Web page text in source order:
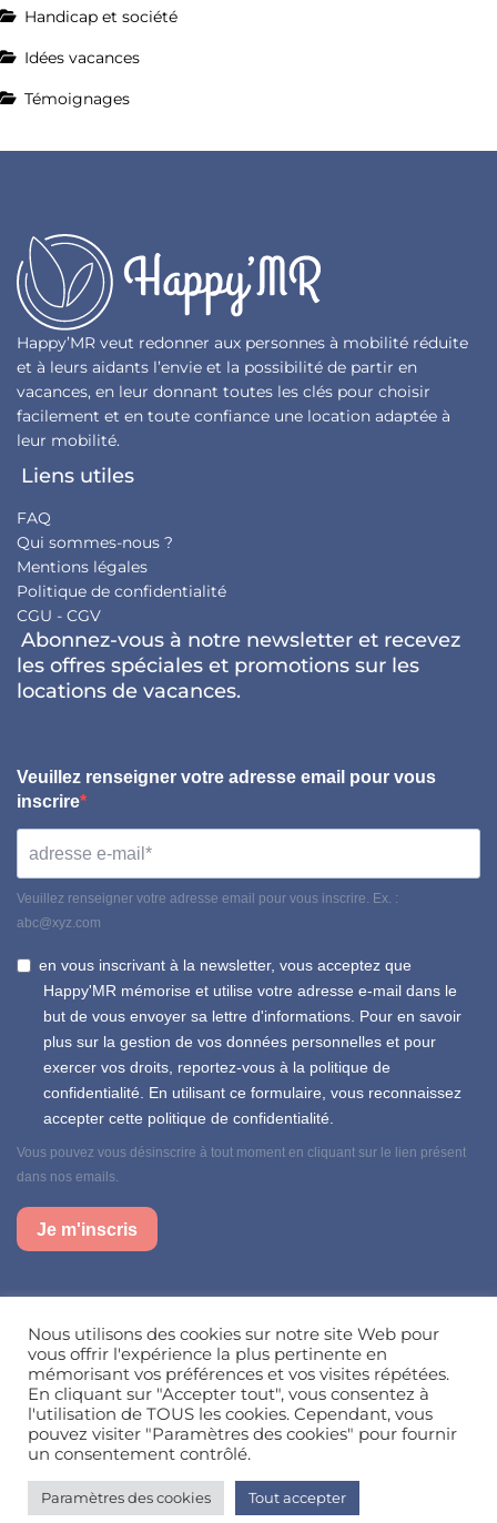
Handicap et société
Idées vacances
Témoignages
Happy’MR veut redonner aux personnes à mobilité réduite
et à leurs aidants l’envie et la possibilité de partir en
vacances, en leur donnant toutes les clés pour choisir
facilement et en toute confiance une location adaptée à
leur mobilité.
Liens utiles
FAQ
Qui sommes-nous ?
Mentions légales
Politique de confidentialité
CGU - CGV
Abonnez-vous à notre newsletter et recevez
les offres spéciales et promotions sur les
locations de vacances.
Veuillez renseigner votre adresse email pour vous
inscrire
Veuillez renseigner votre adresse email pour vous inscrire. Ex. :
abc@xyz.com
en vous inscrivant à la newsletter, vous acceptez que
Happy'MR mémorise et utilise votre adresse e-mail dans le
but de vous envoyer sa lettre d'informations. Pour en savoir
plus sur la gestion de vos données personnelles et pour
exercer vos droits, reportez-vous à la politique de
confidentialité. En utilisant ce formulaire, vous reconnaissez
accepter cette politique de confidentialité.
Vous pouvez vous désinscrire à tout moment en cliquant sur le lien présent
dans nos emails.
Je m'inscris
Besoin d’aide, une question ?
Nous contacter
Nous utilisons des cookies sur notre site Web pour
vous offrir l'expérience la plus pertinente en
mémorisant vos préférences et vos visites répétées.
En cliquant sur "Accepter tout", vous consentez à
l'utilisation de TOUS les cookies. Cependant, vous
pouvez visiter "Paramètres des cookies" pour fournir
un consentement contrôlé.
Paramètres des cookies Tout accepter